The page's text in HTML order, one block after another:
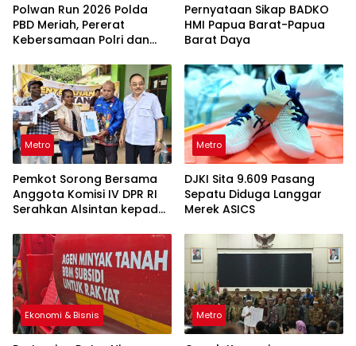
Polwan Run 2026 Polda
PBD Meriah, Pererat
Kebersamaan Polri dan
Pernyataan Sikap BADKO
HMI Papua Barat-Papua
Barat Daya
Metro
Pemkot Sorong Bersama
Anggota Komisi IV DPR RI
Serahkan Alsintan kepada
Metro
DJKI Sita 9.609 Pasang
Sepatu Diduga Langgar
Merek ASICS
Ekonomi & Bisnis Metro